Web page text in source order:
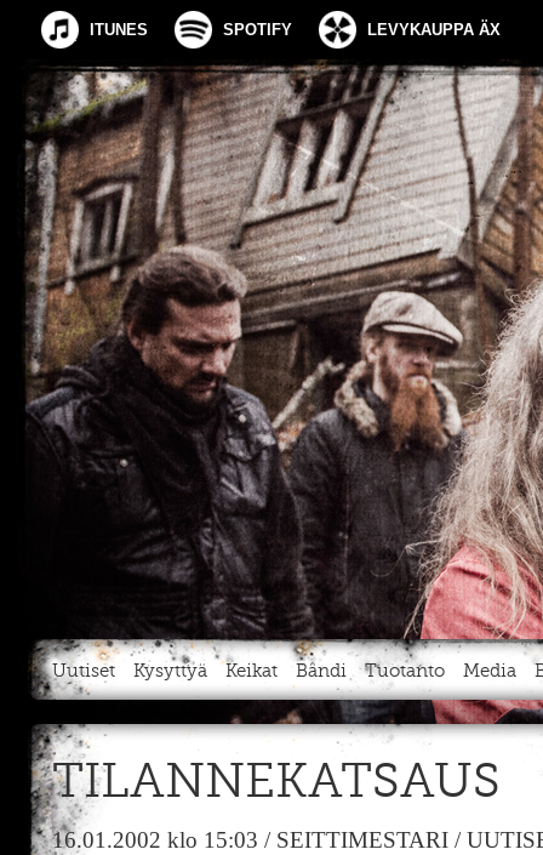
ITUNES SPOTIFY LEVYKAUPPA ÄX
Uutiset Kysyttyä Keikat Bändi Tuotanto Media
TILANNEKATSAUS
16.01.2002 klo 15:03 / SEITTIMESTARI /